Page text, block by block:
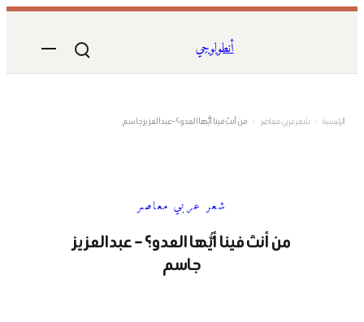
المحتوى
أنطولوجي
الرئيسية › شعر عربي معاصر › من أنتَ فينا أيُّها العدو؟ – عبدالعزيز جاسم
شعر عربي معاصر
من أنتَ فينا أيُّها العدو؟ – عبدالعزيز
جاسم